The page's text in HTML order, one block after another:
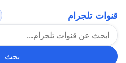
قنوات تلجرام
بحث